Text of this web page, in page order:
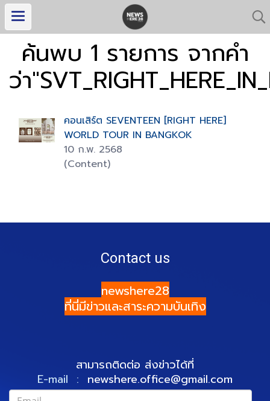
ค้นพบ 1 รายการ จากคำ
ว่า
คอนเสิร์ต SEVENTEEN [RIGHT HERE]
WORLD TOUR IN BANGKOK
10 ก.พ. 2568
(Content)
Contact us
newshere28
ที่นี่มีข่าวและสาระความบันเทิง
สามารถติดต่อ ส่งข่าวได้ที่
E-mail : newshere.office@gmail.com